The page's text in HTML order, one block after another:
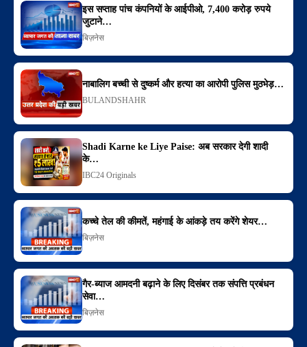
इस सप्ताह पांच कंपनियों के आईपीओ, 7,400 करोड़ रुपये
जुटाने…
बिज़नेस
नाबालिग बच्ची से दुष्कर्म और हत्या का आरोपी पुलिस मुठभेड़…
BULANDSHAHR
Shadi Karne ke Liye Paise: अब सरकार देगी शादी
के…
IBC24 Originals
कच्चे तेल की कीमतें, महंगाई के आंकड़े तय करेंगे शेयर…
बिज़नेस
गैर-ब्याज आमदनी बढ़ाने के लिए दिसंबर तक संपत्ति प्रबंधन
सेवा…
बिज़नेस